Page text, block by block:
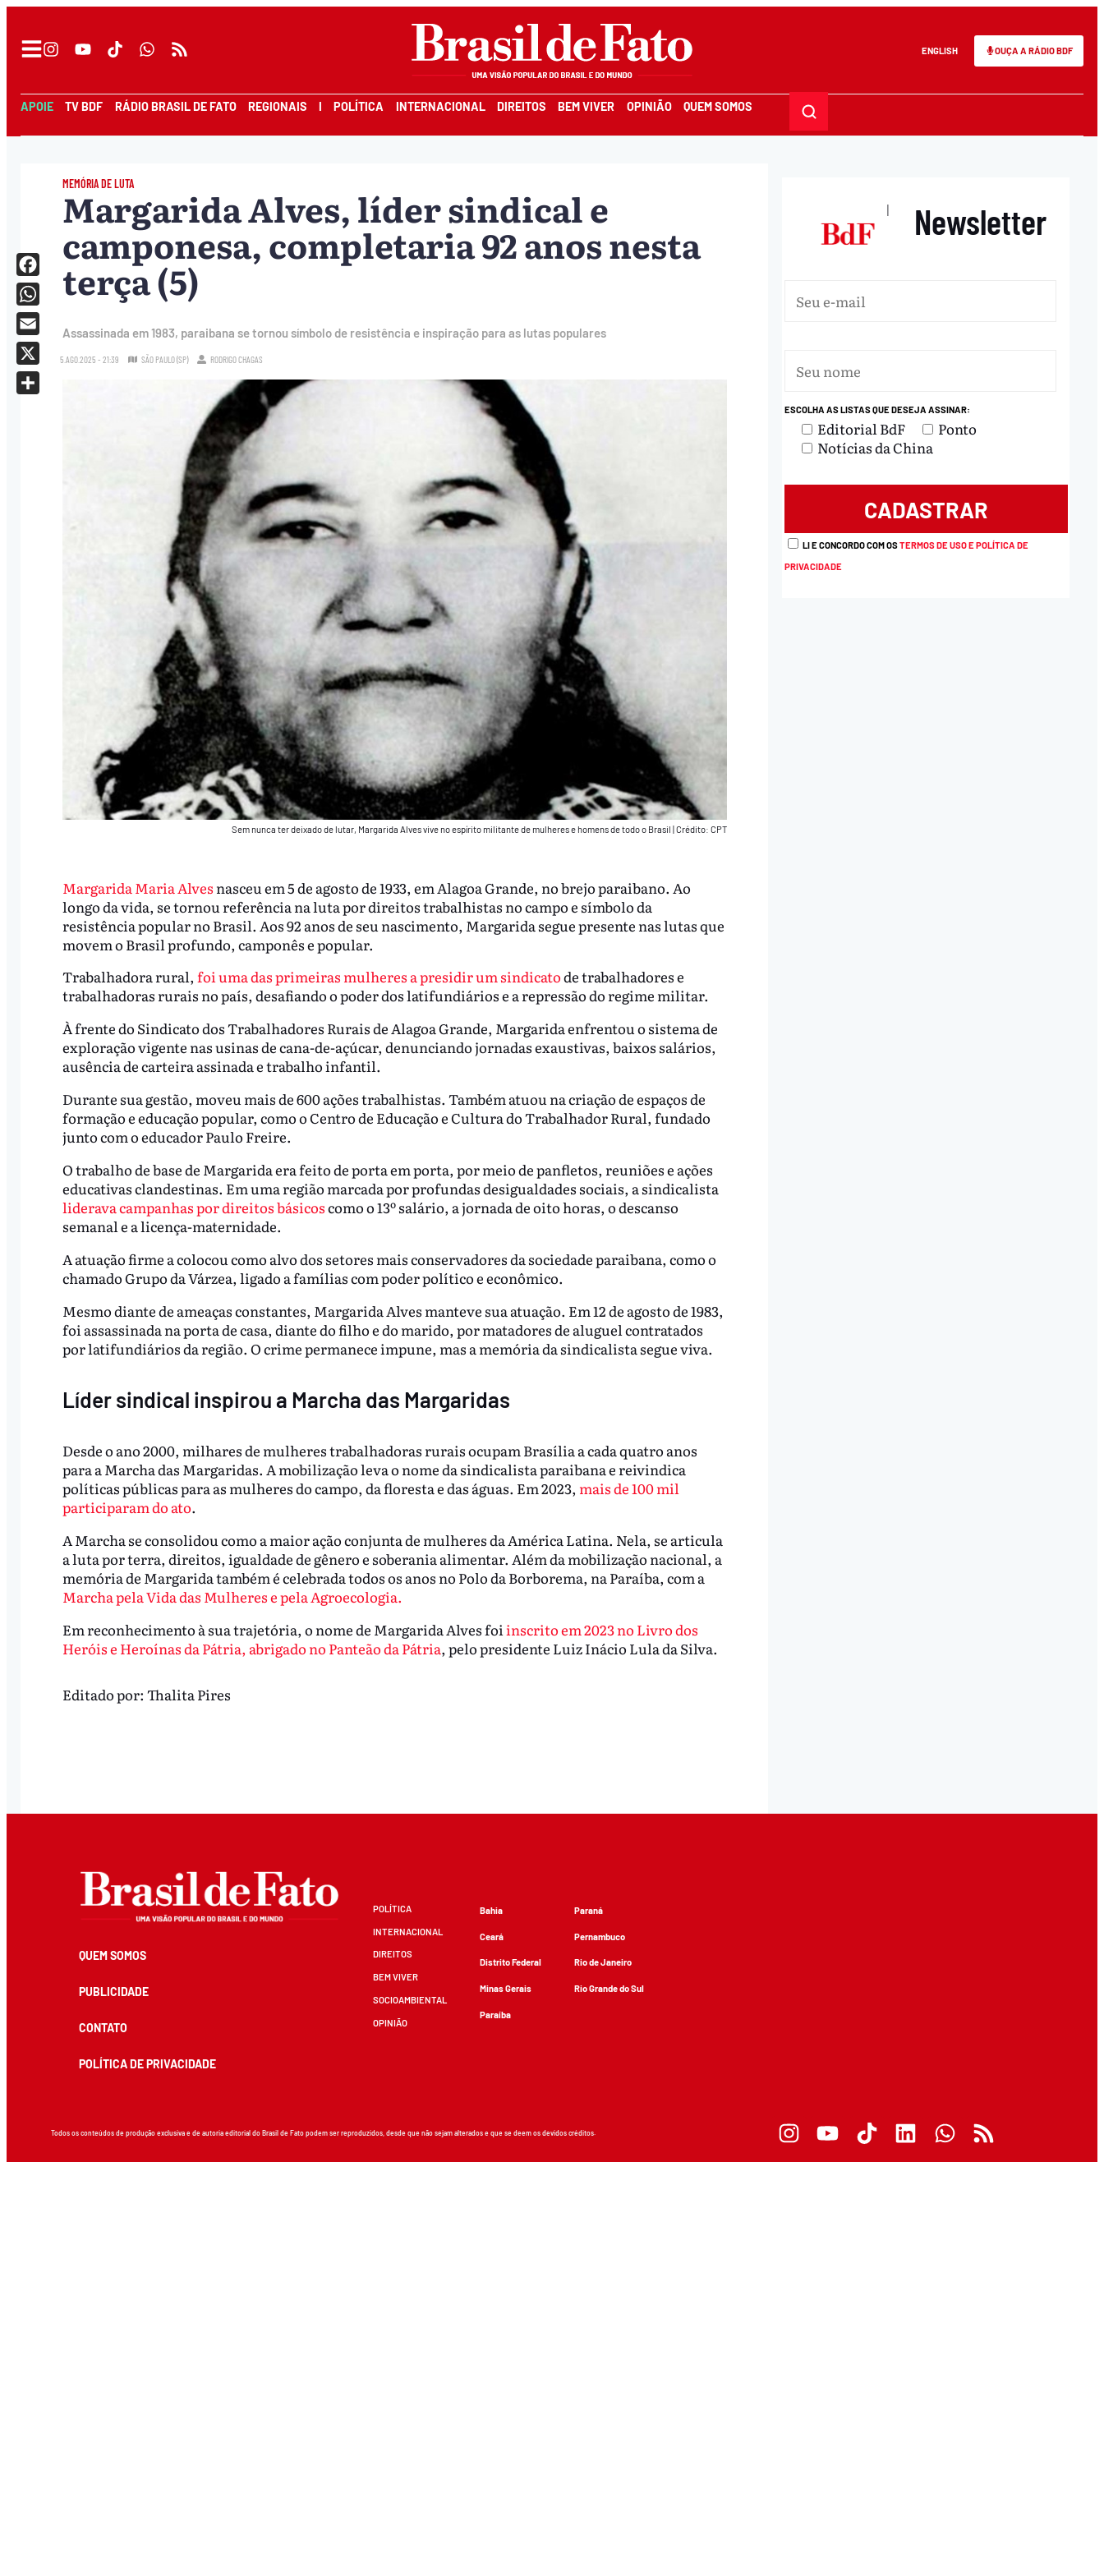
ENGLISH OUÇA A RÁDIO BDF
APOIE TV BDF RÁDIO BRASIL DE FATO REGIONAIS I POLÍTICA INTERNACIONAL DIREITOS BEM VIVER OPINIÃO QUEM SOMOS
MEMÓRIA DE LUTA
Margarida Alves, líder sindical e
camponesa, completaria 92 anos nesta
terça (5)
Assassinada em 1983, paraibana se tornou símbolo de resistência e inspiração para as lutas populares
5.AGO.2025 - 21:39 SÃO PAULO (SP) RODRIGO CHAGAS
Sem nunca ter deixado de lutar, Margarida Alves vive no espírito militante de mulheres e homens de todo o Brasil |Crédito: CPT
Margarida Maria Alves nasceu em 5 de agosto de 1933, em Alagoa Grande, no brejo paraibano. Ao
longo da vida, se tornou referência na luta por direitos trabalhistas no campo e símbolo da
resistência popular no Brasil. Aos 92 anos de seu nascimento, Margarida segue presente nas lutas que
movem o Brasil profundo, camponês e popular.
Trabalhadora rural, foi uma das primeiras mulheres a presidir um sindicatode trabalhadores e
trabalhadoras rurais no país, desafiando o poder dos latifundiários e a repressão do regime militar.
À frente do Sindicato dos Trabalhadores Rurais de Alagoa Grande, Margarida enfrentou o sistema de
exploração vigente nas usinas de cana-de-açúcar, denunciando jornadas exaustivas, baixos salários,
ausência de carteira assinada e trabalho infantil.
Durante sua gestão, moveu mais de 600 ações trabalhistas. Também atuou na criação de espaços de
formação e educação popular, como o Centro de Educação e Cultura do Trabalhador Rural, fundado
junto com o educador Paulo Freire.
O trabalho de base de Margarida era feito de porta em porta, por meio de panfletos, reuniões e ações
educativas clandestinas. Em uma região marcada por profundas desigualdades sociais, a sindicalista
liderava campanhas por direitos básicoscomo o 13º salário, a jornada de oito horas, o descanso
semanal e a licença-maternidade.
A atuação firme a colocou como alvo dos setores mais conservadores da sociedade paraibana, como o
chamado Grupo da Várzea, ligado a famílias com poder político e econômico.
Mesmo diante de ameaças constantes, Margarida Alves manteve sua atuação. Em 12 de agosto de 1983,
foi assassinada na porta de casa, diante do filho e do marido, por matadores de aluguel contratados
por latifundiários da região. O crime permanece impune, mas a memória da sindicalista segue viva.
Líder sindical inspirou a Marcha das Margaridas
Desde o ano 2000, milhares de mulheres trabalhadoras rurais ocupam Brasília a cada quatro anos
para a Marcha das Margaridas. A mobilização leva o nome da sindicalista paraibana e reivindica
políticas públicas para as mulheres do campo, da floresta e das águas. Em 2023, mais de 100 mil
participaram do ato.
A Marcha se consolidou como a maior ação conjunta de mulheres da América Latina. Nela, se articula
a luta por terra, direitos, igualdade de gênero e soberania alimentar. Além da mobilização nacional, a
memória de Margarida também é celebrada todos os anos no Polo da Borborema, na Paraíba, com a
Marcha pela Vida das Mulheres e pela Agroecologia.
Em reconhecimento à sua trajetória, o nome de Margarida Alves foi inscrito em 2023 no Livro dos
Heróis e Heroínas da Pátria, abrigado no Panteão da Pátria, pelo presidente Luiz Inácio Lula da Silva.
Facebook
WhatsApp
Email
X
Editado por: Thalita Pires
| Newsletter
ESCOLHA AS LISTAS QUE DESEJA ASSINAR:
Editorial BdF
Ponto
Notícias da China
LI E CONCORDO COM OSTERMOS DE USO E POLÍTICA DE
PRIVACIDADE
QUEM SOMOS
PUBLICIDADE
CONTATO
POLÍTICA DE PRIVACIDADE
POLÍTICA
INTERNACIONAL
DIREITOS
BEM VIVER
SOCIOAMBIENTAL
OPINIÃO
Bahia
Ceará
Distrito Federal
Minas Gerais
Paraíba
Paraná
Pernambuco
Rio de Janeiro
Rio Grande do Sul
Todos os conteúdos de produção exclusiva e de autoria editorial do Brasil de Fato podem ser reproduzidos, desde que não sejam alterados e que se deem os devidos créditos.